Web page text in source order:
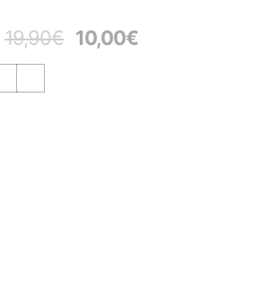
19,90€ 10,00€